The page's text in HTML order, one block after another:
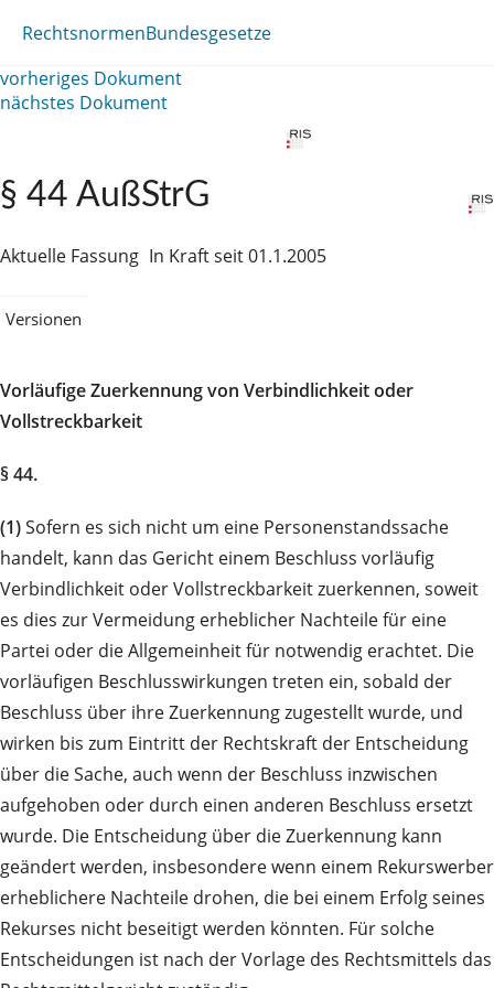
RechtsnormenBundesgesetze
vorheriges Dokument
nächstes Dokument
§ 44 AußStrG
Aktuelle Fassung In Kraft seit 01.1.2005
Versionen
Vorläufige Zuerkennung von Verbindlichkeit oder
Vollstreckbarkeit
§ 44.
(1)Sofern es sich nicht um eine Personenstandssache
handelt, kann das Gericht einem Beschluss vorläufig
Verbindlichkeit oder Vollstreckbarkeit zuerkennen, soweit
es dies zur Vermeidung erheblicher Nachteile für eine
Partei oder die Allgemeinheit für notwendig erachtet. Die
vorläufigen Beschlusswirkungen treten ein, sobald der
Beschluss über ihre Zuerkennung zugestellt wurde, und
wirken bis zum Eintritt der Rechtskraft der Entscheidung
über die Sache, auch wenn der Beschluss inzwischen
aufgehoben oder durch einen anderen Beschluss ersetzt
wurde. Die Entscheidung über die Zuerkennung kann
geändert werden, insbesondere wenn einem Rekurswerber
erheblichere Nachteile drohen, die bei einem Erfolg seines
Rekurses nicht beseitigt werden könnten. Für solche
Entscheidungen ist nach der Vorlage des Rechtsmittels das